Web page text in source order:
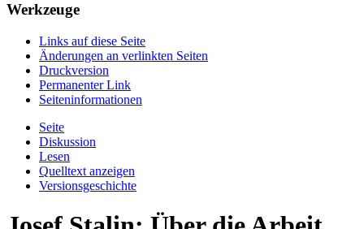
Werkzeuge
Links auf diese Seite
Änderungen an verlinkten Seiten
Druckversion
Permanenter Link
Seiten­­informationen
Seite
Diskussion
Lesen
Quelltext anzeigen
Versionsgeschichte